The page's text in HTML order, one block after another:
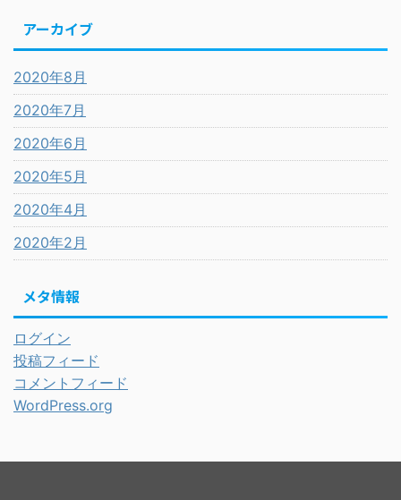
アーカイブ
2020年8月
2020年7月
2020年6月
2020年5月
2020年4月
2020年2月
メタ情報
ログイン
投稿フィード
コメントフィード
WordPress.org